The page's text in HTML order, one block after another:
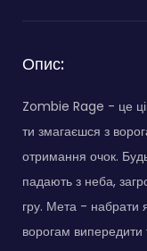
Опис:
Zombie Rage - це
ти змагаєшся з
отримання очок.
падають з неба,
гру. Мета - набрати
ворогам випередити